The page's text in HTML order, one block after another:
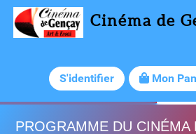
Cinéma de
S'identifier Mon
PROGRAMME DU CINÉMA